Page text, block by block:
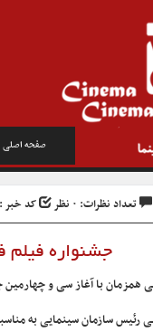
صفحه اصلی
تعداد نظرات: ۰ نظر کد خبر : 10681
جشنواره
با آغاز سی و چهارمین
رئیس سازمان سینمایی به